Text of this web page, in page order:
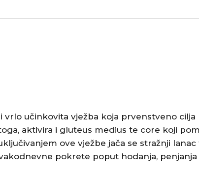
vrlo učinkovita vježba koja prvenstveno cilja
aktivira i gluteus medius te core koji
ove vježbe jača se stražnji lanac
pokrete poput hodanja, penjanja